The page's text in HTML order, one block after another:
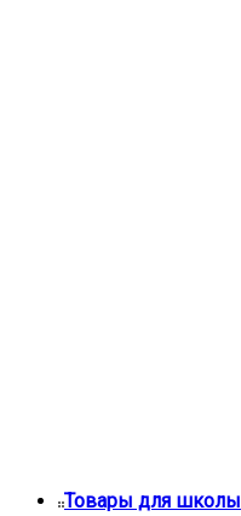
Товары для школы